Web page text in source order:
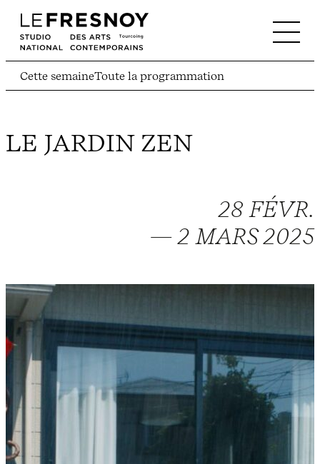
Cette semaineToute la programmation
LE JARDIN ZEN
28 FÉVR.
— 2 MARS 2025